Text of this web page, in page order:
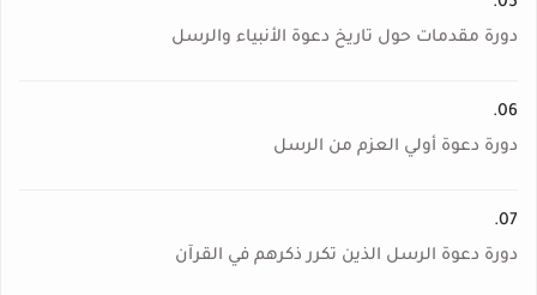
دورة مقدمات حول تاريخ دعوة الأنبياء والرسل
06.
دورة دعوة أولي العزم من الرسل
07.
دورة دعوة الرسل الذين تكرر ذكرهم في القرآن